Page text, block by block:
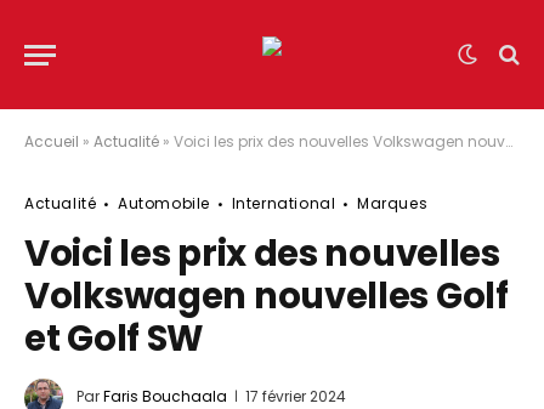
Accueil » Actualité » Voici les prix des nouvelles Volkswagen nouvelles Golf et Golf SW
Actualité Automobile International Marques
Voici les prix des nouvelles
Volkswagen nouvelles Golf
et Golf SW
ParFaris Bouchaala 17 février 2024